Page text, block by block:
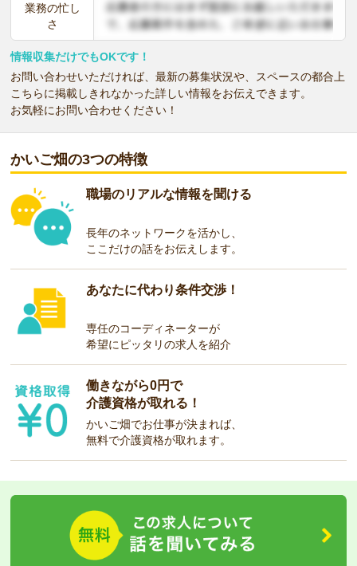
業務の忙し
さ
情報収集だけでもOKです！
お問い合わせいただければ、最新の募集状況や、スペースの都合上
こちらに掲載しきれなかった詳しい情報をお伝えできます。
お気軽にお問い合わせください！
かいご畑の3つの特徴
職場のリアルな情報を聞ける
長年のネットワークを活かし、
ここだけの話をお伝えします。
あなたに代わり条件交渉！
専任のコーディネーターが
希望にピッタリの求人を紹介
働きながら0円で
介護資格が取れる！
かいご畑でお仕事が決まれば、
無料で介護資格が取れます。